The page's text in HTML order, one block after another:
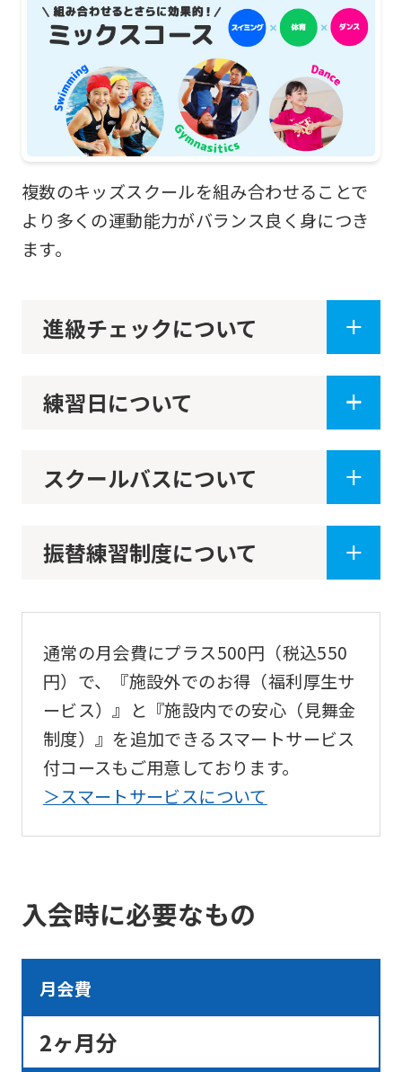
複数のキッズスクールを組み合わせることで
より多くの運動能力がバランス良く身につき
ます。
進級チェックについて
練習日について
スクールバスについて
振替練習制度について
通常の月会費にプラス500円（税込550
円）で、『施設外でのお得（福利厚生サ
ービス）』と『施設内での安心（見舞金
制度）』を追加できるスマートサービス
付コースもご用意しております。
＞スマートサービスについて
入会時に必要なもの
月会費
2ヶ月分
not
be
an
accurate
translation.
The
translation
may
original
you
this
using
the
service.
Automatic